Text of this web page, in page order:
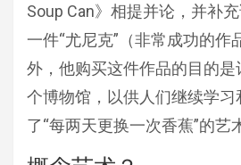
Soup Can》相提并论，并补
一件“尤尼克”（非常成功的作
外，他购买这件作品的目的
个博物馆，以供人们继续学
了“每两天更换一次香蕉”的艺